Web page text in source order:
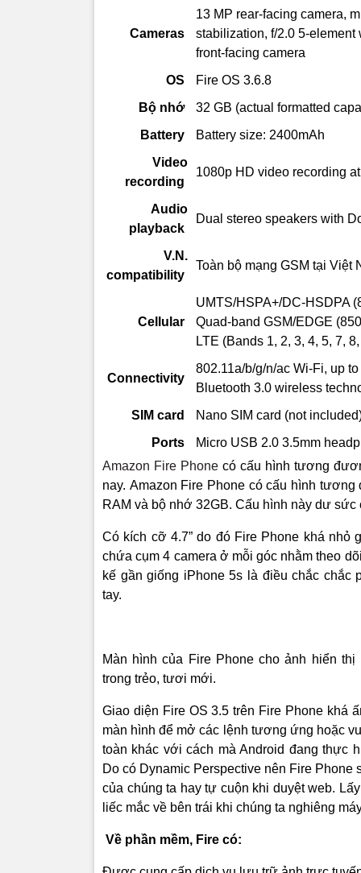
Cameras
13 MP rear-facing camera,
stabilization, f/2.0 5-
front-facing camera
OS
Fire OS 3.6.8
Bộ nhớ
32 GB (actual formatted
Battery
Battery size: 2400mAh
Video
recording
1080p HD video recording
Audio
playback
Dual stereo speakers with
V.N.
compatibility
Toàn bộ mạng GSM tại Việt
Cellular
UMTS/HSPA+/DC-HSDPA
Quad-band GSM/EDGE
LTE (Bands 1, 2, 3, 4, 5, 7,
Connectivity
802.11a/b/g/n/ac Wi-Fi, up
Bluetooth 3.0 wireless
SIM card
Nano SIM card (not
Ports
Micro USB 2.0 3.5mm
Amazon Fire Phonecó cấu hình tương
nay. Amazon Fire Phone có cấu hình
RAM và bộ nhớ 32GB. Cấu hình này dư
Có kích cỡ 4.7” do đó Fire Phone khá nhỏ
chứa cụm 4 camera ở mỗi góc nhằm theo
kế gần giống iPhone 5s là điều chắc chắc
tay.
Màn hình của Fire Phone cho ảnh hiển
trong trẻo, tươi mới.
Giao diện Fire OS 3.5 trên Fire Phone khá
màn hình để mở các lệnh tương ứng hoặc
toàn khác với cách mà Android đang thực
Do có Dynamic Perspective nên Fire
của chúng ta hay tự cuộn khi duyệt web.
liếc mắc về bên trái khi chúng ta nghiêng
Về phần mềm, Fire có:
Có kích
chứa
Thiết kế
Màn hình
Giao
màn
hoàn
góc nhìn
nếu
Về phần
Được
X-Ray:
quen của
Prime
MayDay:
Thoại.
lúc bạn
phản hồi
Firefly: tìm
các món
cung cấp
Chức
của Fire,
sẽ bắt